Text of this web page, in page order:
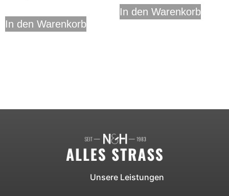
In den Warenkorb
In den Warenkorb
Unsere Leistungen